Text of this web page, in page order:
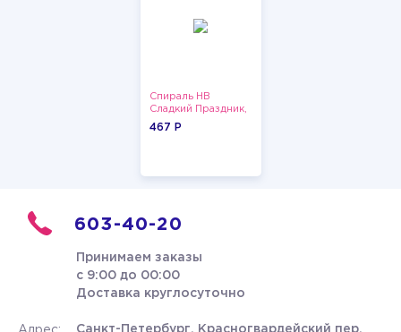
Спираль HB
Сладкий Праздник,
12 шт.
467 P
603-40-20
Принимаем заказы
с 9:00 до 00:00
Доставка круглосуточно
Санкт-Петербург, Красногвардейский пер.